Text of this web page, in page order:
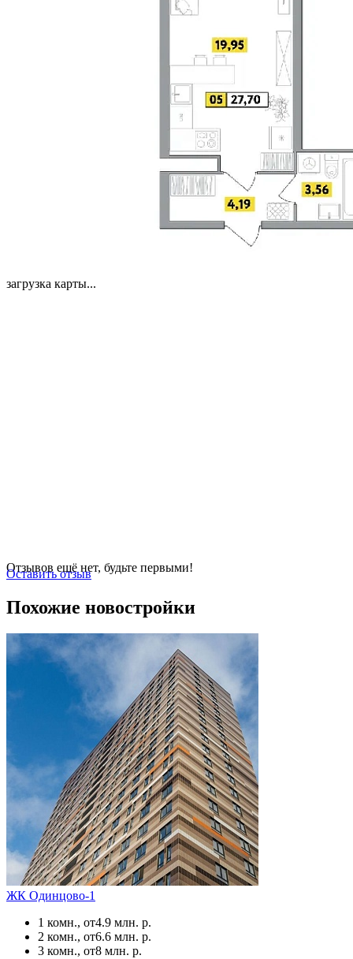
загрузка карты...
Отзывов ещё нет, будьте первыми!
Оставить отзыв
Похожие новостройки
ЖК Одинцово-1
1 комн., от4.9 млн. р.
2 комн., от6.6 млн. р.
3 комн., от8 млн. р.